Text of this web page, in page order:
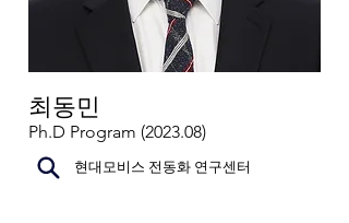
최동민
Ph.D Program (2023.08)
현대모비스 전동화 연구센터